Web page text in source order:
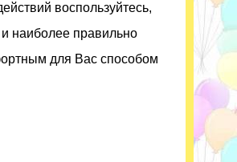
воспользуйтесь,
наиболее правильно
для Вас способом